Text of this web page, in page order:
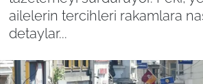
ailelerin tercihleri rakamlara
detaylar...